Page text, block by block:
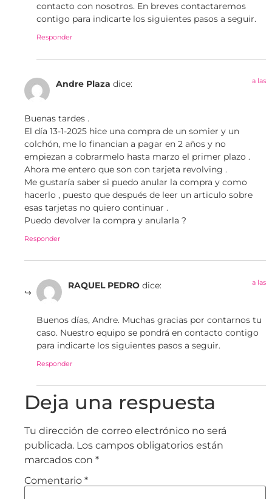
contacto con nosotros. En breves contactaremos
contigo para indicarte los siguientes pasos a seguir.
Responder
Andre Plaza dice: a las
Buenas tardes .
El día 13-1-2025 hice una compra de un somier y un
colchón, me lo financian a pagar en 2 años y no
empiezan a cobrarmelo hasta marzo el primer plazo .
Ahora me entero que son con tarjeta revolving .
Me gustaría saber si puedo anular la compra y como
hacerlo , puesto que después de leer un articulo sobre
esas tarjetas no quiero continuar .
Puedo devolver la compra y anularla ?
Responder
RAQUEL PEDRO dice: a las
Buenos días, Andre. Muchas gracias por contarnos tu
caso. Nuestro equipo se pondrá en contacto contigo
para indicarte los siguientes pasos a seguir.
Responder
Deja una respuesta
Tu dirección de correo electrónico no será
publicada. Los campos obligatorios están
marcados con *
Comentario *